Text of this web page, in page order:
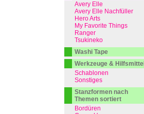
Avery Elle
Avery Elle Nachfüller
Hero Arts
My Favorite Things
Ranger
Tsukineko
Washi Tape
Werkzeuge & Hilfsmittel
Schablonen
Sonstiges
Stanzformen nach
Themen sortiert
Bordüren